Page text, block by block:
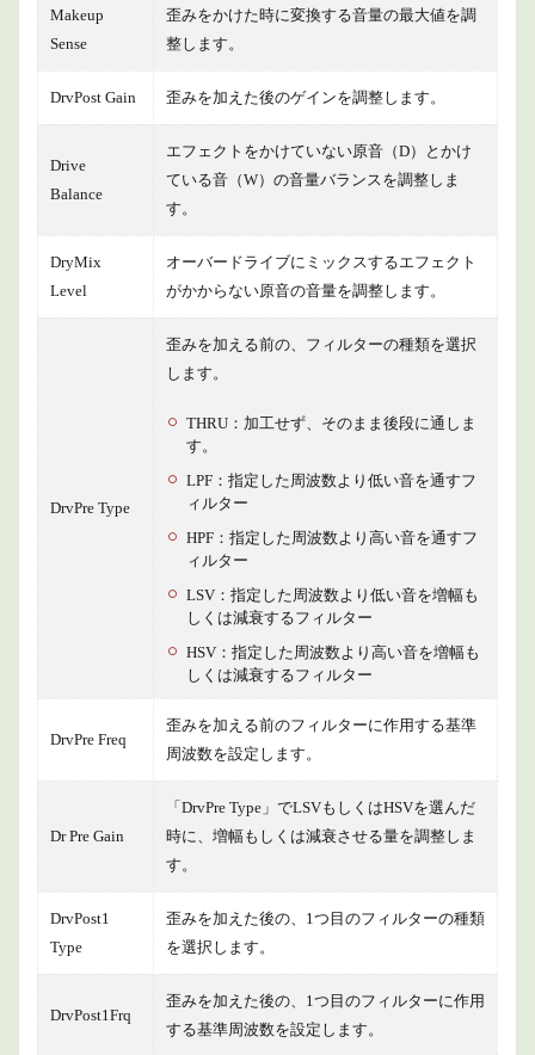
Makeup
Sense
歪みをかけた時に変換する音量の最大値を調
整します。
DrvPost Gain 歪みを加えた後のゲインを調整します。
Drive
Balance
エフェクトをかけていない原音（D）とかけ
ている音（W）の音量バランスを調整しま
す。
DryMix
Level
オーバードライブにミックスするエフェクト
がかからない原音の音量を調整します。
DrvPre Type
歪みを加える前の、フィルターの種類を選択
します。
THRU：加工せず、そのまま後段に通しま
す。
LPF：指定した周波数より低い音を通すフ
ィルター
HPF：指定した周波数より高い音を通すフ
ィルター
LSV：指定した周波数より低い音を増幅も
しくは減衰するフィルター
HSV：指定した周波数より高い音を増幅も
しくは減衰するフィルター
DrvPre Freq
歪みを加える前のフィルターに作用する基準
周波数を設定します。
Dr Pre Gain
「DrvPre Type」でLSVもしくはHSVを選んだ
時に、増幅もしくは減衰させる量を調整しま
す。
DrvPost1
Type
歪みを加えた後の、1つ目のフィルターの種類
を選択します。
DrvPost1Frq
歪みを加えた後の、1つ目のフィルターに作用
する基準周波数を設定します。